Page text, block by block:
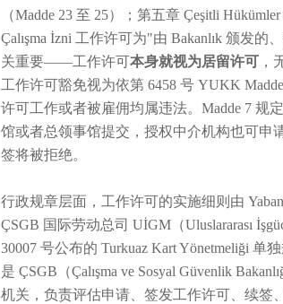
（Madde 23 至 25）；第五章 Çeşitli
Çalışma İzni 工作许可为"由 Bakanlık 颁发
关重要——工作许可本身就视为居留许可 ，
工作许可豁免视为依第 6458 号 YUKK
许可工作或者被雇佣均属违法。Madde 7
馆或者总领事馆提交，授权中介机构也可申
签将被拒绝。
行政规章层面，工作许可的实施细则由
ÇSGB 国际劳动总司 UİGM（Uluslararası
30007 号公布的 Turkuaz Kart Yönetmeliği
是 ÇSGB（Çalışma ve Sosyal Güvenlik
机关，负责评估申请、签发工作许可、续签